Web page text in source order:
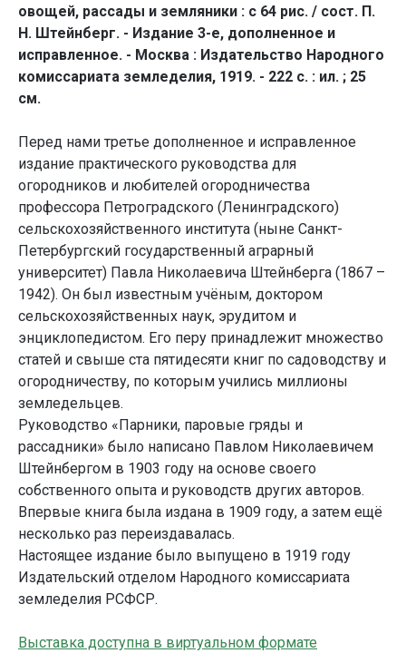
овощей, рассады и земляники : с 64 рис. / сост. П.
Н. Штейнберг. - Издание 3-е, дополненное и
исправленное. - Москва : Издательство Народного
комиссариата земледелия, 1919. - 222 с. : ил. ; 25
см.
Перед нами третье дополненное и исправленное
издание практического руководства для
огородников и любителей огородничества
профессора Петроградского (Ленинградского)
сельскохозяйственного института (ныне Санкт-
Петербургский государственный аграрный
университет) Павла Николаевича Штейнберга (1867 –
1942). Он был известным учёным, доктором
сельскохозяйственных наук, эрудитом и
энциклопедистом. Его перу принадлежит множество
статей и свыше ста пятидесяти книг по садоводству и
огородничеству, по которым учились миллионы
земледельцев.
Руководство «Парники, паровые гряды и
рассадники» было написано Павлом Николаевичем
Штейнбергом в 1903 году на основе своего
собственного опыта и руководств других авторов.
Впервые книга была издана в 1909 году, а затем ещё
несколько раз переиздавалась.
Настоящее издание было выпущено в 1919 году
Издательский отделом Народного комиссариата
земледелия РСФСР.
Выставка доступна в виртуальном формате